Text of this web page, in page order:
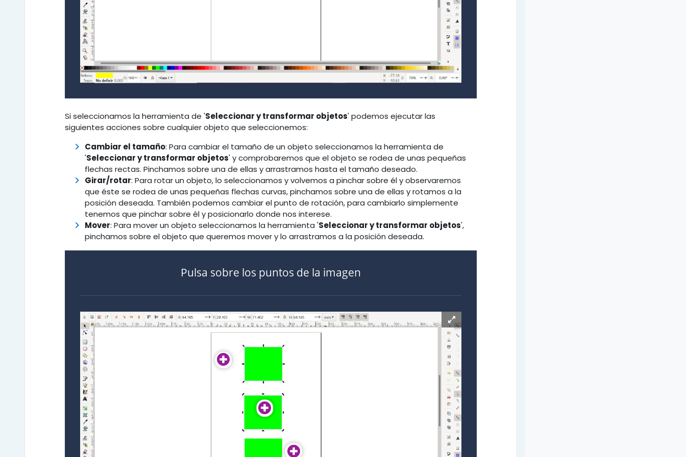
Si seleccionamos la herramienta de 'Seleccionar y transformar objetos' podemos ejecutar las
siguientes acciones sobre cualquier objeto que seleccionemos:
Cambiar el tamaño: Para cambiar el tamaño de un objeto seleccionamos la herramienta de
'Seleccionar y transformar objetos' y comprobaremos que el objeto se rodea de unas pequeñas
flechas rectas. Pinchamos sobre una de ellas y arrastramos hasta el tamaño deseado.
Girar/rotar: Para rotar un objeto, lo seleccionamos y volvemos a pinchar sobre él y observaremos
que éste se rodea de unas pequeñas flechas curvas, pinchamos sobre una de ellas y rotamos a la
posición deseada. También podemos cambiar el punto de rotación, para cambiarlo simplemente
tenemos que pinchar sobre él y posicionarlo donde nos interese.
Mover: Para mover un objeto seleccionamos la herramienta 'Seleccionar y transformar objetos',
pinchamos sobre el objeto que queremos mover y lo arrastramos a la posición deseada.
Pulsa sobre los puntos de la imagen